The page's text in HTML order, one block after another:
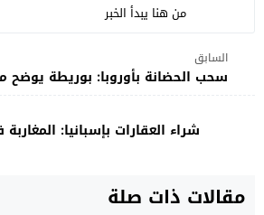
من هنا يبدأ الخبر
السابق
سحب الحضانة بأوروبا: بوريطة يوضح
شراء العقارات بإسبانيا:
مقالات ذات صلة